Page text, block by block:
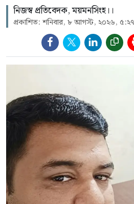
নিজস্ব প্রতিবেদক, ময়মনসিংহ।।
প্রকাশিত: শনিবার, ৮ আগস্ট, ২০২৬,